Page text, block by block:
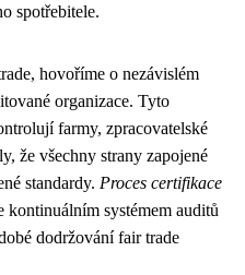
spotřebitele.
hovoříme o nezávislém
organizace. Tyto
farmy, zpracovatelské
že všechny strany zapojené
standardy. Proces certifikace
kontinuálním systémem auditů
dodržování fair trade